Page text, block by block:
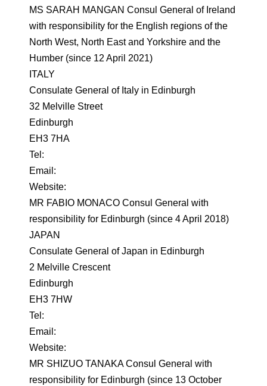
MS SARAH MANGAN Consul General of Ireland
with responsibility for the English regions of the
North West, North East and Yorkshire and the
Humber (since 12 April 2021)
ITALY
Consulate General of Italy in Edinburgh
32 Melville Street
Edinburgh
EH3 7HA
Tel:
Email:
Website:
MR FABIO MONACO Consul General with
responsibility for Edinburgh (since 4 April 2018)
JAPAN
Consulate General of Japan in Edinburgh
2 Melville Crescent
Edinburgh
EH3 7HW
Tel:
Email:
Website:
MR SHIZUO TANAKA Consul General with
responsibility for Edinburgh (since 13 October